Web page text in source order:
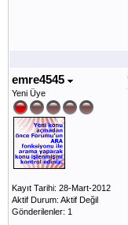
emre4545
Yeni Üye
Kayıt Tarihi: 28-Mart-2012
Aktif Durum: Aktif Değil
Gönderilenler: 1